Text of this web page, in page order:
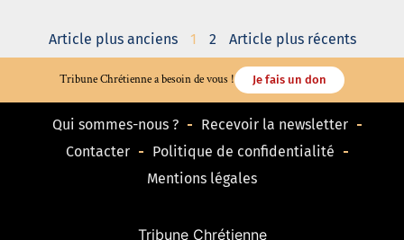
Article plus anciens 1 2 Article plus récents
Tribune Chrétienne a besoin de vous ! Je fais un don
Qui sommes-nous ?
Recevoir la newsletter
Contacter
Politique de confidentialité
Mentions légales
Tribune Chrétienne